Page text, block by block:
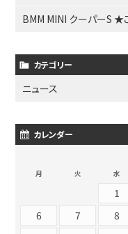
BMM MINI クーパーS ★
カテゴリー
ニュース
カレンダー
月 火 水
1
6
7 8